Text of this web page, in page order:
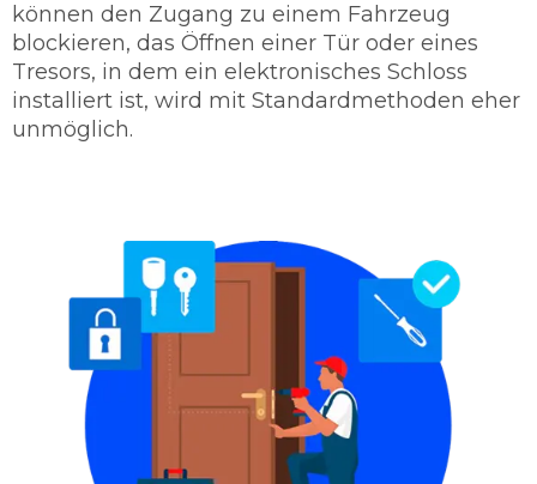
können den Zugang zu einem Fahrzeug
blockieren, das Öffnen einer Tür oder eines
Tresors, in dem ein elektronisches Schloss
installiert ist, wird mit Standardmethoden eher
unmöglich.